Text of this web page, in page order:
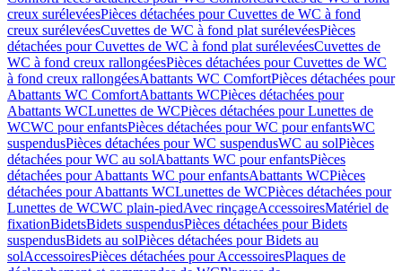
creux surélevéesPièces détachées pour Cuvettes de WC à fond
creux surélevéesCuvettes de WC à fond plat surélevéesPièces
détachées pour Cuvettes de WC à fond plat surélevéesCuvettes de
WC à fond creux rallongéesPièces détachées pour Cuvettes de WC
à fond creux rallongéesAbattants WC ComfortPièces détachées pour
Abattants WC ComfortAbattants WCPièces détachées pour
Abattants WCLunettes de WCPièces détachées pour Lunettes de
WCWC pour enfantsPièces détachées pour WC pour enfantsWC
suspendusPièces détachées pour WC suspendusWC au solPièces
détachées pour WC au solAbattants WC pour enfantsPièces
détachées pour Abattants WC pour enfantsAbattants WCPièces
détachées pour Abattants WCLunettes de WCPièces détachées pour
Lunettes de WCWC plain-piedAvec rinçageAccessoiresMatériel de
fixationBidetsBidets suspendusPièces détachées pour Bidets
suspendusBidets au solPièces détachées pour Bidets au
solAccessoiresPièces détachées pour AccessoiresPlaques de